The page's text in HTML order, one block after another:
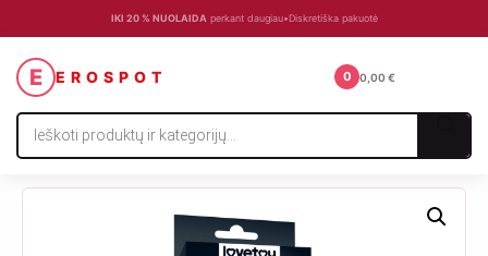
IKI 20 % NUOLAIDA perkant daugiau•Diskretiška pakuotė
E EROSPOT
Products
search
0 0,00 €